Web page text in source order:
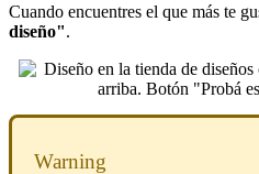
Cuando encuentres el que más te
diseño".
Warning